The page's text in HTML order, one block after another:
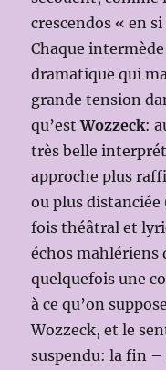
crescendos « en
Chaque
dramatique qui
grande tension
qu’estWozzeck:
très belle
approche plus
ou plus
fois théâtral et
échos mahlériens
quelquefois une
à ce qu’on
Wozzeck, et le
suspendu: la fin –